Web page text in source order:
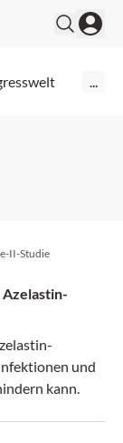
II-Studie
und
kann.